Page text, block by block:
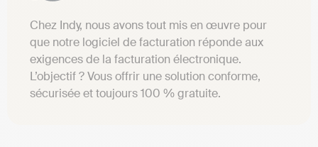
Chez Indy, nous avons tout mis en œuvre pour
que notre logiciel de facturation réponde aux
exigences de la facturation électronique.
L’objectif ? Vous offrir une solution conforme,
sécurisée et toujours 100 % gratuite.